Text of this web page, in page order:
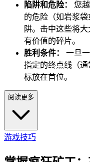
陷阱和危险：
您
的危险（如岩浆
阱。击中这些将
有价值的碎片。
胜利条件：
一旦
指定的终点线（
标放在首位。
阅读更多
游戏技巧